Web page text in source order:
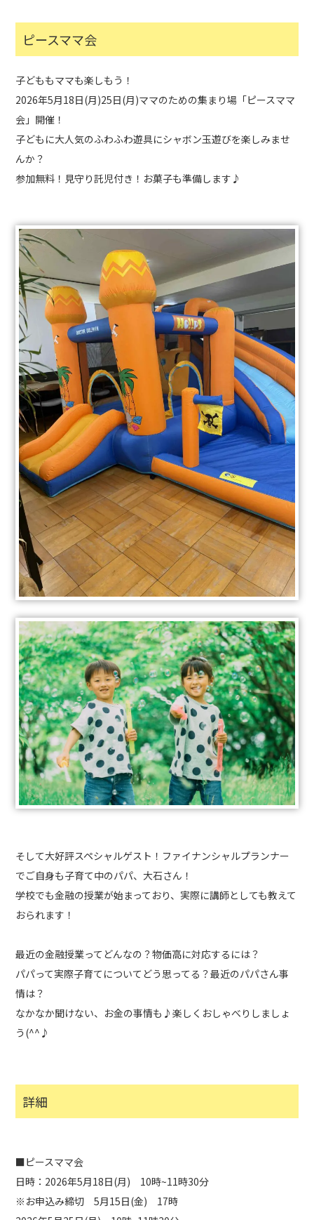
ピースママ会
子どももママも楽しもう！
2026年5月18日(月)25日(月)ママのための集まり場「ピースママ
会」開催！
子どもに大人気のふわふわ遊具にシャボン玉遊びを楽しみませ
んか？
参加無料！見守り託児付き！お菓子も準備します♪
そして大好評スペシャルゲスト！ファイナンシャルプランナー
でご自身も子育て中のパパ、大石さん！
学校でも金融の授業が始まっており、実際に講師としても教えて
おられます！
最近の金融授業ってどんなの？物価高に対応するには？
パパって実際子育てについてどう思ってる？最近のパパさん事
情は？
なかなか聞けない、お金の事情も♪楽しくおしゃべりしましょ
う(^^♪
詳細
■ピースママ会
日時：2026年5月18日(月) 10時~11時30分
※お申込み締切 5月15日(金) 17時